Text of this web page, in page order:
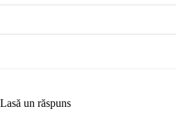
Lasă un răspuns